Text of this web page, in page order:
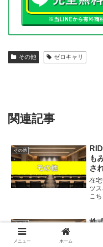
その他 ゼロキャリ
関連記事
その他
も
さ
は
口
在
ツ
こ
た
は
その他
株
波
４
メニュー ホーム